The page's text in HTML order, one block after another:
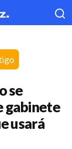
se
gabinete
usará